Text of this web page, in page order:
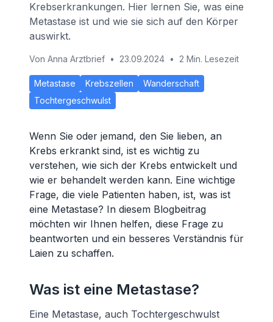
Krebserkrankungen. Hier lernen Sie, was eine
Metastase ist und wie sie sich auf den Körper
auswirkt.
Von Anna Arztbrief • 23.09.2024 • 2 Min. Lesezeit
Metastase Krebszellen
Wanderschaft
Tochtergeschwulst
Wenn Sie oder jemand, den Sie lieben, an
Krebs erkrankt sind, ist es wichtig zu
verstehen, wie sich der Krebs entwickelt und
wie er behandelt werden kann. Eine wichtige
Frage, die viele Patienten haben, ist, was ist
eine Metastase? In diesem Blogbeitrag
möchten wir Ihnen helfen, diese Frage zu
beantworten und ein besseres Verständnis für
Laien zu schaffen.
Was ist eine Metastase?
Eine Metastase, auch Tochtergeschwulst